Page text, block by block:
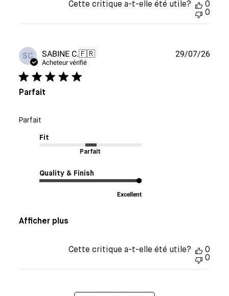
Cette critique a-t-elle été utile?
0
0
SC SABINE C.🇫🇷
Acheteur vérifié
Parfait
Parfait
Fit
Parfait
Quality & Finish
Excellent
Afficher plus
Date
29/07/26
Cette critique a-t-elle été utile?
0
0